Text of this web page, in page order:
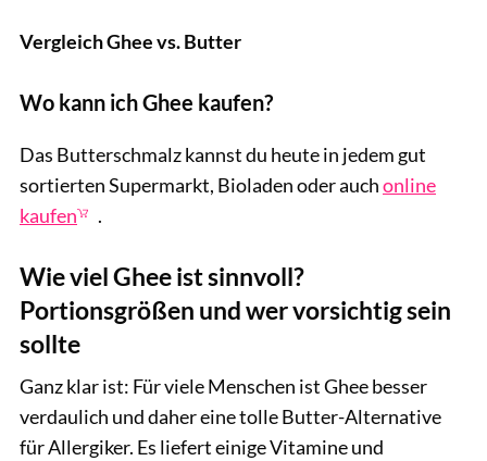
Vergleich Ghee vs. Butter
Wo kann ich Ghee kaufen?
Das Butterschmalz kannst du heute in jedem gut
sortierten Supermarkt, Bioladen oder auchonline
kaufen
.
Wie viel Ghee ist sinnvoll?
Portionsgrößen und wer vorsichtig sein
sollte
Ganz klar ist: Für viele Menschen ist Ghee besser
verdaulich und daher eine tolle Butter-Alternative
für Allergiker. Es liefert einige Vitamine und